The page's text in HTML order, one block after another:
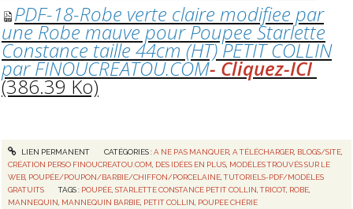
PDF-18-Robe verte claire modifiee par
une Robe mauve pour Poupee Starlette
Constance taille 44cm (HT) PETIT COLLIN
par FINOUCREATOU.COM- Cliquez-ICI
(386.39 Ko)
LIEN PERMANENT CATÉGORIES :A NE PAS MANQUER, A TÉLÉCHARGER, BLOGS/SITE,
CRÉATION PERSO FINOUCREATOU.COM DES IDÉES EN PLUS MODÈLES TROUVÉS SUR LE
WEB POUPÉE/POUPON/BARBIE/CHIFFON/PORCELAINE ,TUTORIELS-PDF/MODÈLES
GRATUITS
TAGS : POUPÉE ,STARLETTE CONSTANCE PETIT COLLIN ,TRICOT, ROBE
MANNEQUIN MANNEQUIN BARBIE PETIT COLLIN POUPEE CHÉRIE